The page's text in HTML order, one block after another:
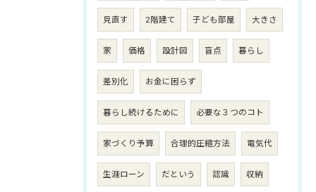
見直す 2階建て 子ども部屋 大きさ
家 価格 設計図 盲点 暮らし
差別化 お金に困らず
暮らし続けるために 必要な３つのコト
家づくり予算 合理的圧縮方法 電気代
生涯ローン だという 認識 収納